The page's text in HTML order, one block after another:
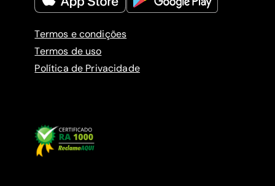
Termos e condições
Termos de uso
Política de Privacidade